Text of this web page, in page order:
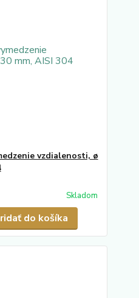
vzdialenosti, ø
Skladom
do košíka